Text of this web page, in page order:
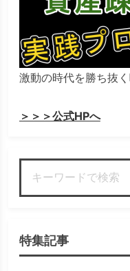
激動の時代を勝ち抜
＞＞＞公式HPへ
特集記事